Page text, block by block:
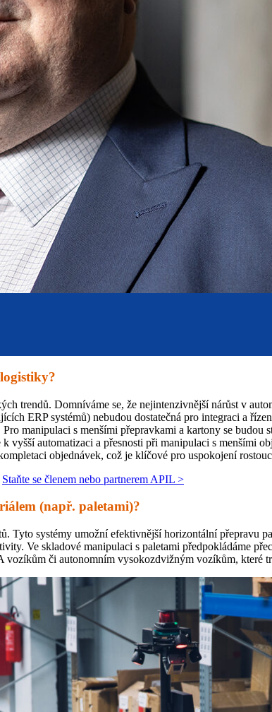
trendů. Domníváme se, že nejintenzivnější nárůst v
ERP systémů) nebudou dostatečná pro integraci a
manipulaci s menšími přepravkami a kartony se
automatizaci a přesnosti při manipulaci s menšími
objednávek, což je klíčové pro uspokojení
Staňte se členem nebo partnerem APIL >
(např. paletami)?
Tyto systémy umožní efektivnější horizontální přepravu
Ve skladové manipulaci s paletami předpokládáme
či autonomním vysokozdvižným vozíkům, které